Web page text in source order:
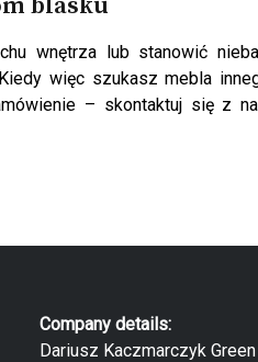
wnętrza lub stanowić
więc szukasz mebla
– skontaktuj się z
Company details:
Dariusz Kaczmarczyk